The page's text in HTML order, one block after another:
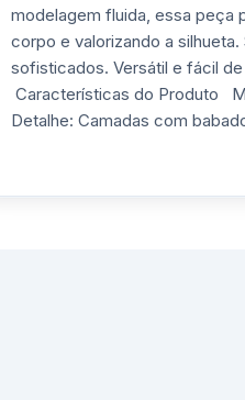
modelagem fluida, essa peça
corpo e valorizando a
sofisticados. Versátil e fácil
Características do Produto
Detalhe: Camadas com